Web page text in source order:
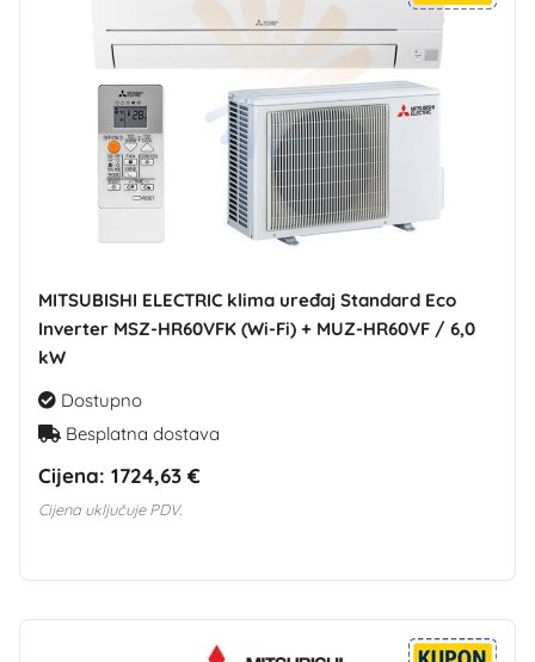
MITSUBISHI ELECTRIC klima uređaj Standard Eco
Inverter MSZ-HR60VFK (Wi-Fi) + MUZ-HR60VF / 6,0
kW
Dostupno
Besplatna dostava
Cijena: 1724,63 €
Cijena uključuje PDV.